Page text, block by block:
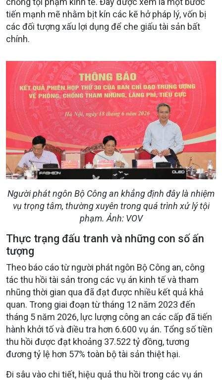
tiến mạnh mẽ nhằm bịt kín các kẽ hở pháp lý, vốn bị
các đối tượng xấu lợi dụng để che giấu tài sản bất
chính.
Người phát ngôn Bộ Công an khẳng định đây là nhiệm
vụ trọng tâm, thường xuyên trong quá trình xử lý tội
phạm. Ảnh: VOV
Thực trạng đấu tranh và những con số ấn
tượng
Theo báo cáo từ người phát ngôn Bộ Công an, công
tác thu hồi tài sản trong các vụ án kinh tế và tham
nhũng thời gian qua đã đạt được nhiều kết quả khả
quan. Trong giai đoạn từ tháng 12 năm 2023 đến
tháng 5 năm 2026, lực lượng công an các cấp đã tiến
hành khởi tố và điều tra hơn 6.600 vụ án. Tổng số tiền
thu hồi được đạt khoảng 37.522 tỷ đồng, tương
đương tỷ lệ hơn 57% toàn bộ tài sản thiệt hại.
Đi sâu vào chi tiết, hiệu quả thu hồi trong các vụ án